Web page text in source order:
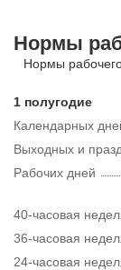
Нормы
Нормы
1 полугодие
Календарных
Рабочих дней
Выходных и
40-часовая
36-часовая
24-часовая